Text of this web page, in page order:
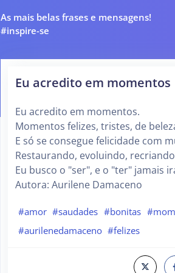
As mais belas frases e mensagens!
#inspire-se
Eu acredito em momentos
Eu acredito em momentos.
Momentos felizes, tristes, de
E só se consegue felicidade com
Restaurando, evoluindo,
Eu busco o "ser", e o "ter" jamais
Autora: Aurilene Damaceno
#amor #saudades #bonitas
#aurilenedamaceno #felizes